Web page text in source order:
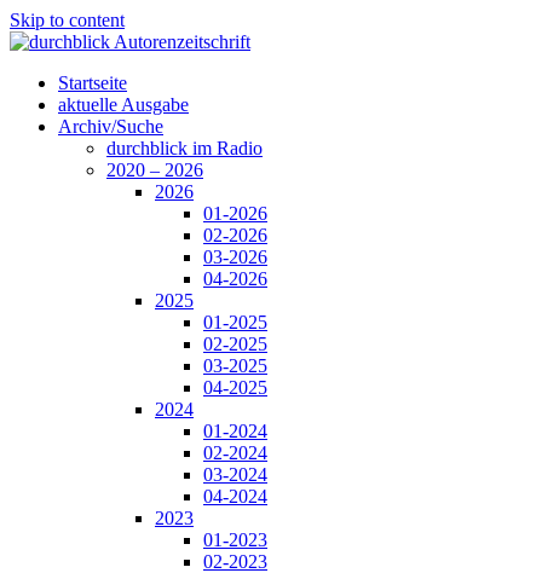
Skip to content
Startseite
aktuelle Ausgabe
Archiv/Suche
durchblick im Radio
2020 – 2026
2026
01-2026
02-2026
03-2026
04-2026
2025
01-2025
02-2025
03-2025
04-2025
2024
01-2024
02-2024
03-2024
04-2024
2023
01-2023
02-2023